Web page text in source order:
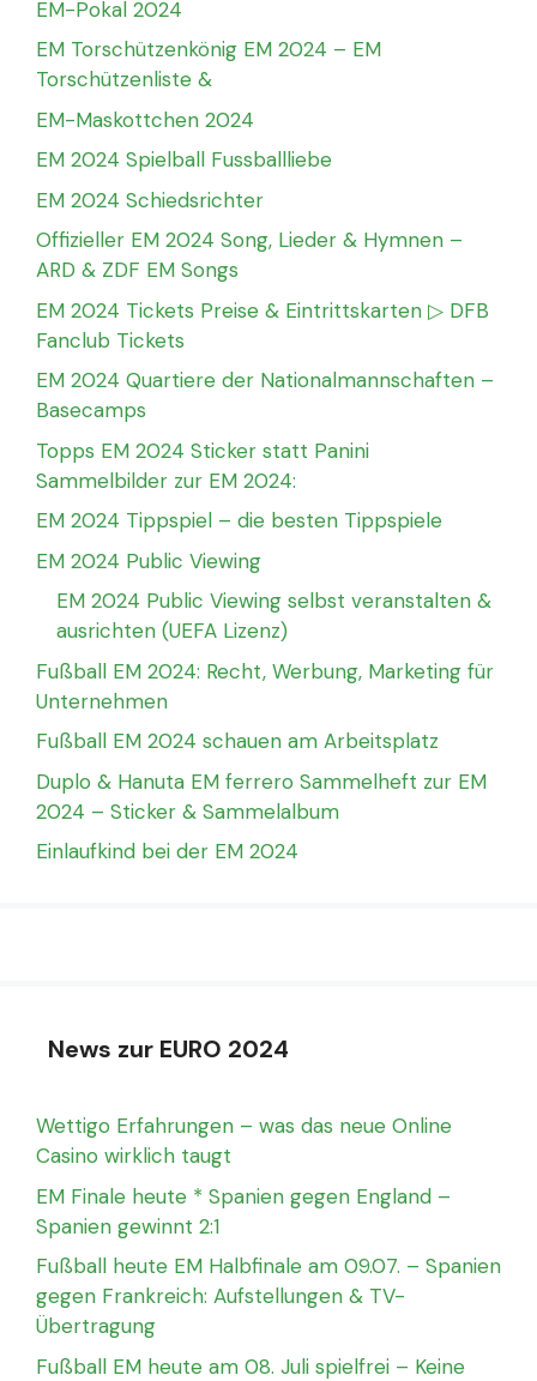
EM-Pokal 2024
EM Torschützenkönig EM 2024 – EM
Torschützenliste &
EM-Maskottchen 2024
EM 2024 Spielball Fussballliebe
EM 2024 Schiedsrichter
Offizieller EM 2024 Song, Lieder & Hymnen –
ARD & ZDF EM Songs
EM 2024 Tickets Preise & Eintrittskarten ▷ DFB
Fanclub Tickets
EM 2024 Quartiere der Nationalmannschaften –
Basecamps
Topps EM 2024 Sticker statt Panini
Sammelbilder zur EM 2024:
EM 2024 Tippspiel – die besten Tippspiele
EM 2024 Public Viewing
EM 2024 Public Viewing selbst veranstalten &
ausrichten (UEFA Lizenz)
Fußball EM 2024: Recht, Werbung, Marketing für
Unternehmen
Fußball EM 2024 schauen am Arbeitsplatz
Duplo & Hanuta EM ferrero Sammelheft zur EM
2024 – Sticker & Sammelalbum
Einlaufkind bei der EM 2024
News zur EURO 2024
Wettigo Erfahrungen – was das neue Online
Casino wirklich taugt
EM Finale heute * Spanien gegen England –
Spanien gewinnt 2:1
Fußball heute EM Halbfinale am 09.07. – Spanien
gegen Frankreich: Aufstellungen & TV-
Übertragung
Fußball EM heute am 08. Juli spielfrei – Keine